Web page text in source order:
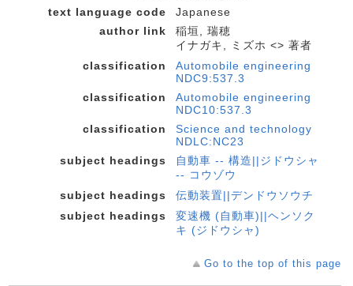
text language code
Japanese
author link
稲垣, 瑞穂
イナガキ, ミズホ <> 著者
classification
Automobile engineering
NDC9:537.3
classification
Automobile engineering
NDC10:537.3
classification
Science and technology
NDLC:NC23
subject headings
自動車 -- 構造||ジドウシャ
-- コウゾウ
subject headings
伝動装置||デンドウソウチ
subject headings
変速機 (自動車)||ヘンソク
キ (ジドウシャ)
Go to the top of this page